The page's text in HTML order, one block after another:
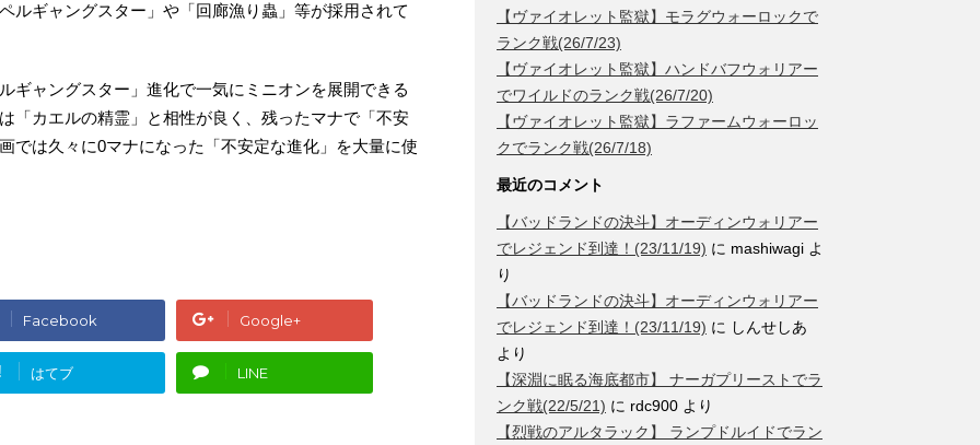
ルギャングスター」や「回廊漁り蟲」等が採用されて
ギャングスター」進化で一気にミニオンを展開できる
「カエルの精霊」と相性が良く、残ったマナで「不安
では久々に0マナになった「不安定な進化」を大量に使
Facebook Google+
はてブ LINE
【ヴァイオレット監獄】モラグウォーロックで
ランク戦(26/7/23)
【ヴァイオレット監獄】ハンドバフウォリアー
でワイルドのランク戦(26/7/20)
【ヴァイオレット監獄】ラファームウォーロッ
クでランク戦(26/7/18)
最近のコメント
【バッドランドの決斗】オーディンウォリアー
でレジェンド到達！(23/11/19) に mashiwagi よ
り
【バッドランドの決斗】オーディンウォリアー
でレジェンド到達！(23/11/19) に しんせしあ
より
【深淵に眠る海底都市】 ナーガプリーストでラ
ンク戦(22/5/21) に rdc900 より
【烈戦のアルタラック】 ランプドルイドでラン